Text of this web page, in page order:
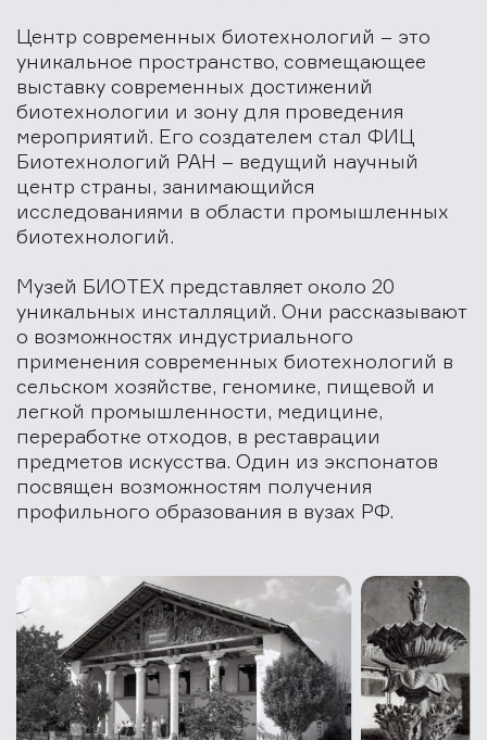
Центр современных биотехнологий – это
уникальное пространство, совмещающее
выставку современных достижений
биотехнологии и зону для проведения
мероприятий. Его создателем стал ФИЦ
Биотехнологий РАН – ведущий научный
центр страны, занимающийся
исследованиями в области промышленных
биотехнологий.
Музей БИОТЕХ представляет около 20
уникальных инсталляций. Они рассказывают
о возможностях индустриального
применения современных биотехнологий в
сельском хозяйстве, геномике, пищевой и
легкой промышленности, медицине,
переработке отходов, в реставрации
предметов искусства. Один из экспонатов
посвящен возможностям получения
профильного образования в вузах РФ.